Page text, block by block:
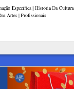
Específica | História Da Cultura
Artes | Profissionais